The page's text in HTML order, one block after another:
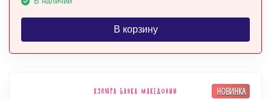
В корзину
НОВИНКА